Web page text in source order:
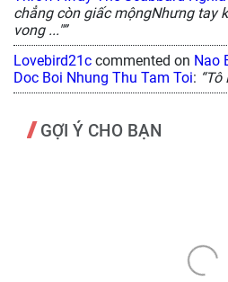
chẳng còn giấc mộngNhưng tay
vong ..."”
Lovebird21c commented on Nao
Doc Boi Nhung Thu Tam Toi:
GỢI Ý CHO BẠN